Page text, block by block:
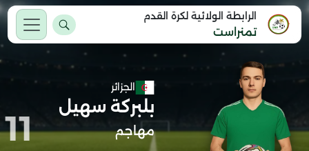
الرابطة الولائية لكرة القدم
تمنراست
الجزائر
بلبركة سهيل
مهاجم 11